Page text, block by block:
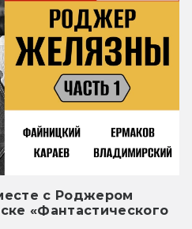
с Роджером
«Фантастического